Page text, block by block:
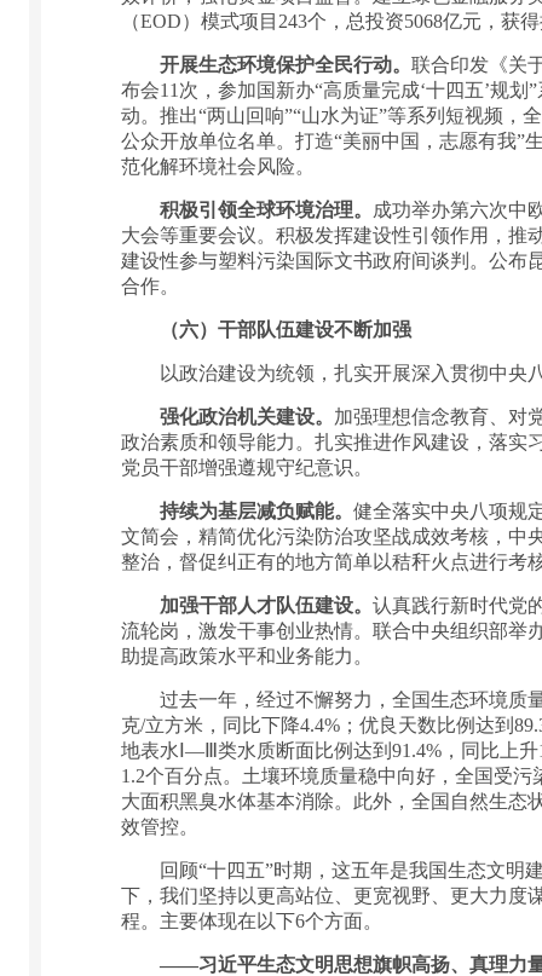
（EOD）模式项目243个，总投资5068亿元，获
开展生态环境保护全民行动。 联合印发《关
布会11次，参加国新办“高质量完成‘十四五’规
动。推出“两山回响”“山水为证”等系列短视频，
公众开放单位名单。打造“美丽中国，志愿有我”
范化解环境社会风险。
积极引领全球环境治理。
成功举办第六次中
大会等重要会议。积极发挥建设性引领作用，推
建设性参与塑料污染国际文书政府间谈判。公布
合作。
（六）干部队伍建设不断加强
以政治建设为统领，扎实开展深入贯彻中央八
强化政治机关建设。 加强理想信念教育、对
政治素质和领导能力。扎实推进作风建设，落实
党员干部增强遵规守纪意识。
持续为基层减负赋能。 健全落实中央八项规
文简会，精简优化污染防治攻坚战成效考核，中
整治，督促纠正有的地方简单以秸秆火点进行考
加强干部人才队伍建设。 认真践行新时代党
流轮岗，激发干事创业热情。联合中央组织部举
助提高政策水平和业务能力。
过去一年，经过不懈努力，全国生态环境质量
克/立方米，同比下降4.4%；优良天数比例达到
地表水Ⅰ—Ⅲ类水质断面比例达到91.4%，同比上
1.2个百分点。土壤环境质量稳中向好，全国受
大面积黑臭水体基本消除。此外，全国自然生态
效管控。
回顾“十四五”时期，这五年是我国生态文明建
下，我们坚持以更高站位、更宽视野、更大力度
程。主要体现在以下6个方面。
——习近平生态文明思想旗帜高扬、真理力